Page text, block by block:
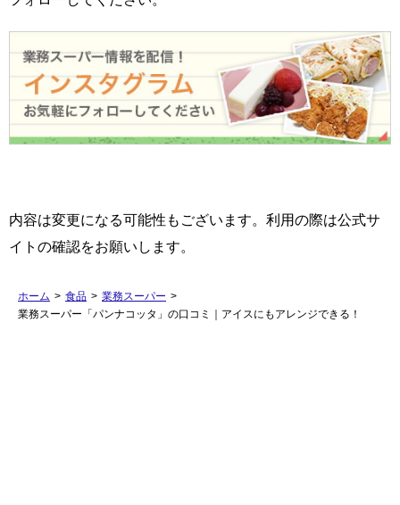
内容は変更になる可能性もございます。利用の際は公式サ
イトの確認をお願いします。
ホーム > 食品 > 業務スーパー >
業務スーパー「パンナコッタ」の口コミ｜アイスにもアレンジできる！